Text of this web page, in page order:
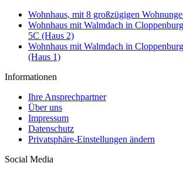
Wohnhaus, mit 8 großzügigen
Wohnhaus mit Walmdach in
5C (Haus 2)
Wohnhaus mit Walmdach in
(Haus 1)
Informationen
Ihre Ansprechpartner
Über uns
Impressum
Datenschutz
Privatsphäre-Einstellungen ändern
Social Media